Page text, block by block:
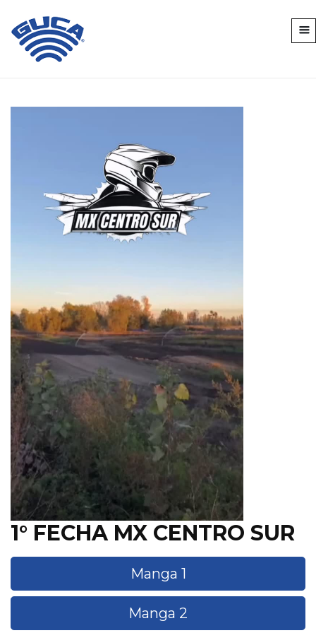
1° FECHA MX CENTRO SUR
Manga 1
Manga 2